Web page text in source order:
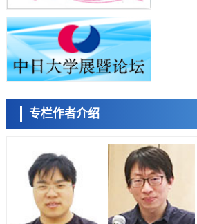
福井大学发现细胞记忆过往并抑制反应的机制
迥异之谜
科学研究
神户大学确认口服癌症疫苗B440单药给药的
癌患者中开展临床试验
政策
日本发布《令和8年版科学技术与创新白皮书
科学研究
东京大学发现可诱导细胞死亡的新型信使物质
东京都健康长寿医疗中心跨器官揭示衰老过
科学研究
产总研无需石油利用松脂制备石墨前驱体，
科学研究
专栏作者介绍
小岩井忠道
陈小牧 李鸥